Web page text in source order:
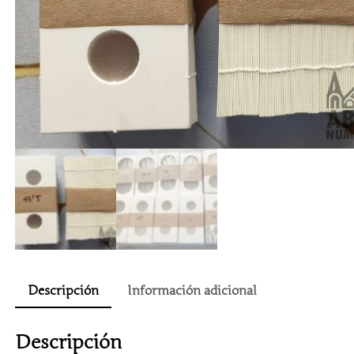
Descripción Información adicional
Descripción